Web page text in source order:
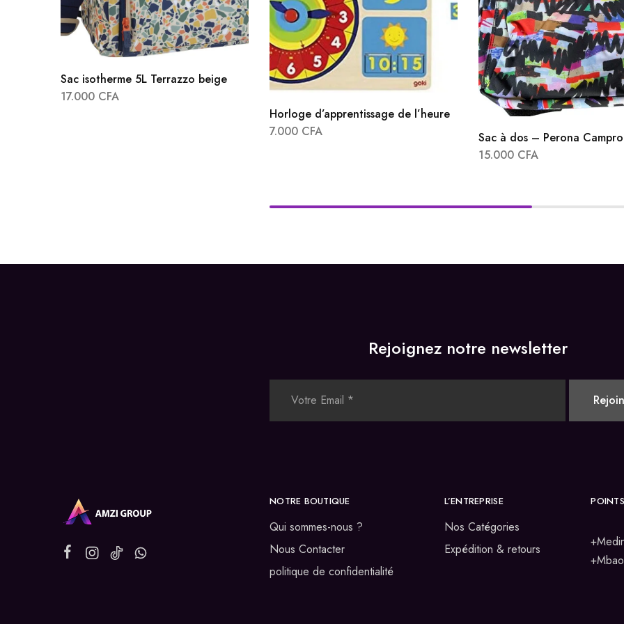
Sac isotherme 5L Terrazzo beige
17.000 CFA
Horloge d’apprentissage de l’heure
7.000 CFA
Sac à dos – Perona Campro
15.000 CFA
Rejoignez notre newsletter
NOTRE BOUTIQUE
Qui sommes-nous ?
Nous Contacter
politique de confidentialité
L’ENTREPRISE
Nos Catégories
Expédition & retours